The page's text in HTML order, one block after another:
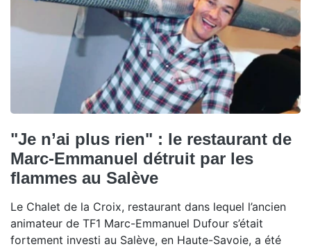
"Je n’ai plus rien" : le restaurant de
Marc-Emmanuel détruit par les
flammes au Salève
Le Chalet de la Croix, restaurant dans lequel l’ancien
animateur de TF1 Marc-Emmanuel Dufour s’était
fortement investi au Salève, en Haute-Savoie, a été